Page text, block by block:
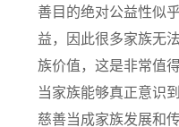
善目的绝对公益性似
益，因此很多家族无
族价值，这是非常值得
当家族能够真正意识
慈善当成家族发展和